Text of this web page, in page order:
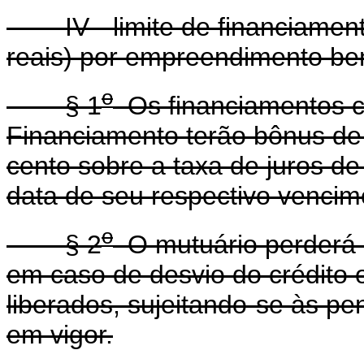
IV - limite de
reais) por empreendimento
§ 1oOs financiamentos
Financiamento terão bônus
cento sobre a taxa de juros
data de seu respectivo
§ 2oO mutuário perderá
em caso de desvio do crédito
liberados, sujeitando-se às
em vigor.